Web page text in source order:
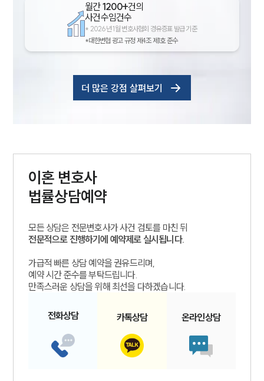
글로벌 파트너 로펌
고객의 소리
AI대륜
이혼 주요 업무사례
사례분석/최신동향
이혼 법률정보
법률지식인
월간1200+건의
사건수임건수
* 2026년 1월 변호사협회 경유증표 발급 기준
*대한변협 광고 규정 제4조 제1호 준수
더 많은 강점 살펴보기
이혼 변호사
법률상담예약
모든 상담은 전문변호사가 사건 검토를 마친 뒤
전문적으로 진행하기에 예약제로 실시됩니다.
가급적 빠른 상담 예약을 권유드리며,
예약 시간 준수를 부탁드립니다.
만족스러운 상담을 위해 최선을 다하겠습니다.
전화상담 카톡상담 온라인상담